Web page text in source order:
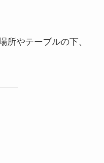
所やテーブルの下、